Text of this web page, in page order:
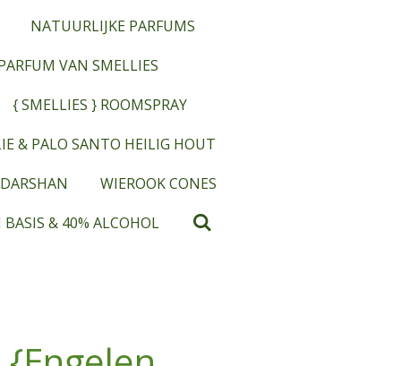
NATUURLIJKE PARFUMS
VAN SMELLIES
{ SMELLIES } ROOMSPRAY
& PALO SANTO HEILIG HOUT
WIEROOK CONES
& 40% ALCOHOL